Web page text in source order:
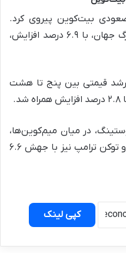
صعودی بیت‌کوین پیروی کرد.
اتریوم، به‌عنوان دومین رمزارز بزرگ جهان، با ۶.۹ درصد افزایش،
رشد قیمتی بین پنج تا هشت
در میان میم‌کوین‌ها،
دوج‌کوین، ۴.۳ درصد رشد داشت و توکن ترامپ نیز با جهش ۶.۶
کپی لینک